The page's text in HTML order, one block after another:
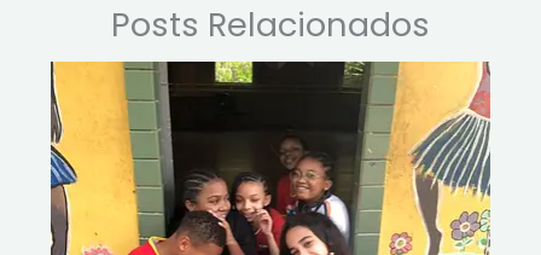
Posts Relacionados